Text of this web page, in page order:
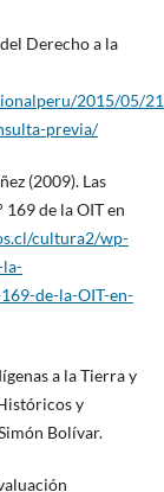
Derecho a la
2015/05/
previa/
(2009). Las
de la OIT en
cultura2/wp-
la-
de-la-OIT-en-
a la Tierra y
y
Bolívar.